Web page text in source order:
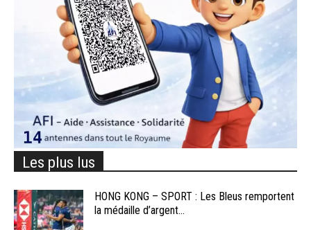
Les plus lus
HONG KONG – SPORT : Les Bleus remportent
la médaille d’argent...